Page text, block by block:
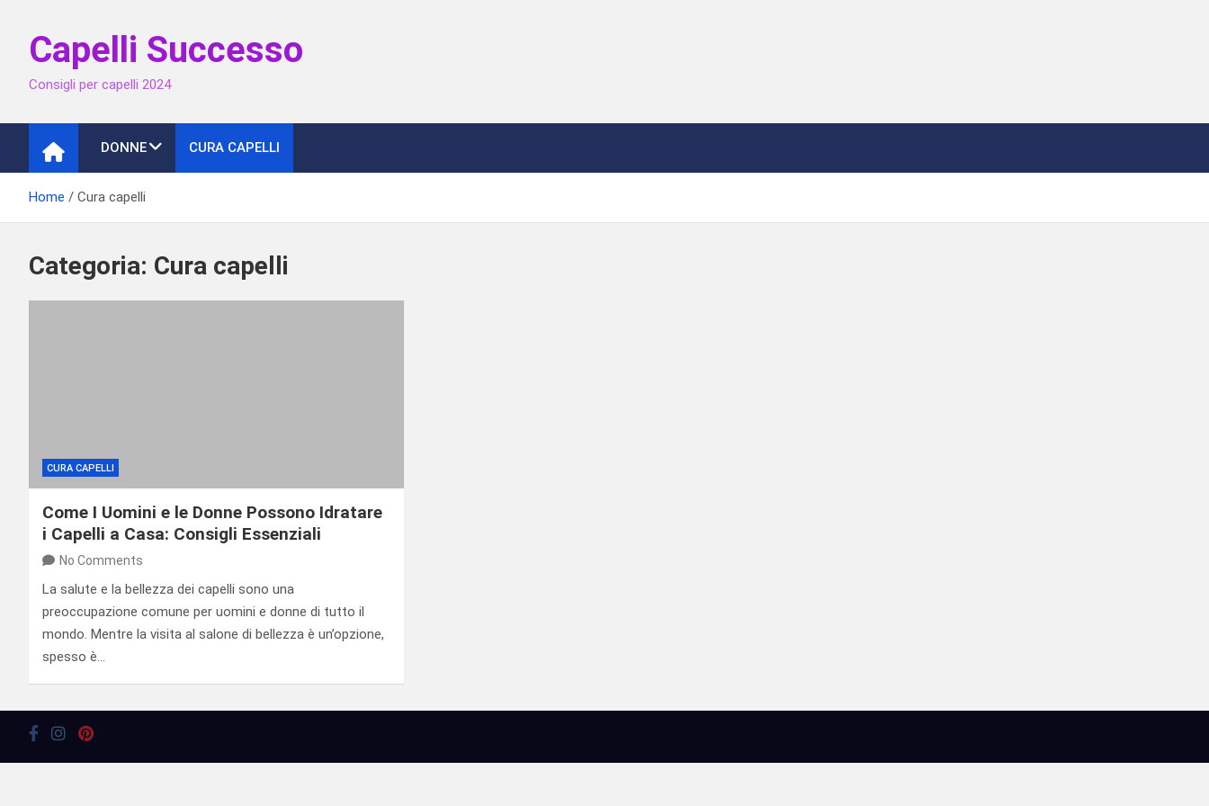
contentCapelli Successo
Consigli per capelli 2024
DONNE CURA CAPELLI
Home Cura capelli
Categoria: Cura capelli
CURA CAPELLI
Come I Uomini e le Donne Possono Idratare
i Capelli a Casa: Consigli Essenziali
No Comments
La salute e la bellezza dei capelli sono una
preoccupazione comune per uomini e donne di tutto il
mondo. Mentre la visita al salone di bellezza è un’opzione,
spesso è…